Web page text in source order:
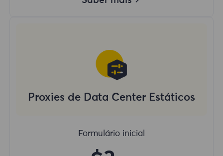
Proxies de Data Center Estáticos
Formulário inicial